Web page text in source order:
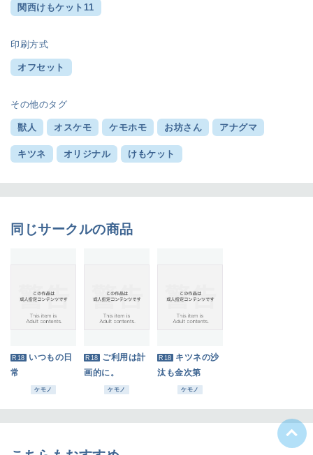
関西けもケット11
印刷方式
オフセット
その他のタグ
獣人 オスケモ ケモホモ お坊さん アナグマ
キツネ オリジナル けもケット
同じサークルの商品
R18 いつもの日
常
ケモノ
R18 ご利用は計
画的に。
ケモノ
R18 キツネの沙
汰も金次第
ケモノ
ü